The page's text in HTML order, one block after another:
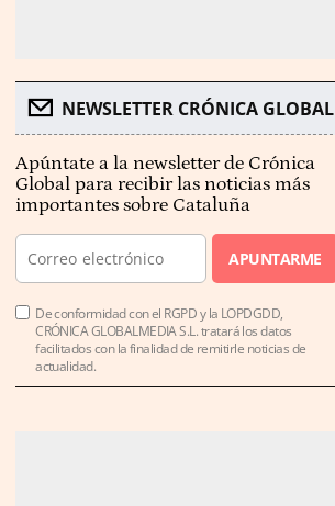
NEWSLETTER CRÓNICA GLOBAL
Apúntate a la newsletter de Crónica
Global para recibir las noticias más
importantes sobre Cataluña
APUNTARME
De conformidad con el RGPD y la LOPDGDD,
CRÓNICA GLOBALMEDIA S.L. tratará los datos
facilitados con la finalidad de remitirle noticias de
actualidad.